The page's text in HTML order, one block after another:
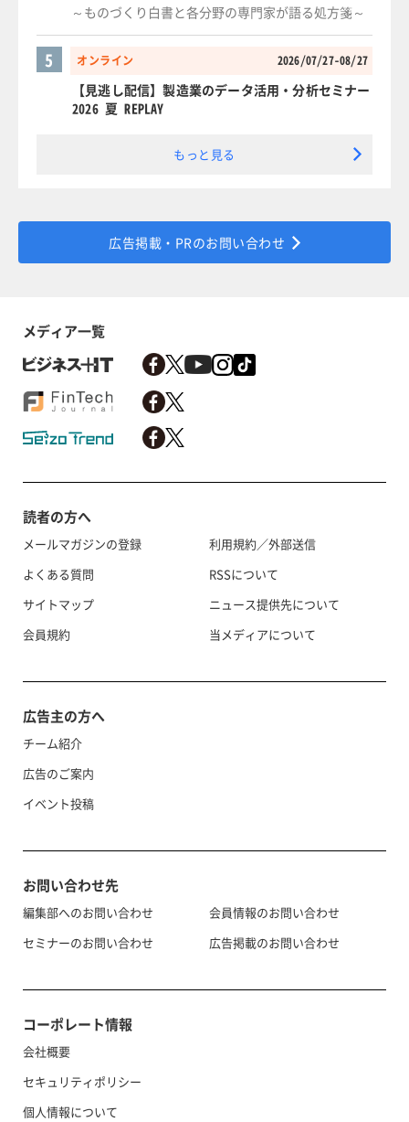
～ものづくり白書と各分野の専門家が語る処方箋～
オンライン 2026/07/27-08/27
5
【見逃し配信】製造業のデータ活用・分析セミナー
2026 夏 REPLAY
もっと見る
広告掲載・PRのお問い合わせ
メディア一覧
読者の方へ
メールマガジンの登録
よくある質問
サイトマップ
会員規約
利用規約／外部送信
RSSについて
ニュース提供先について
当メディアについて
広告主の方へ
チーム紹介
広告のご案内
イベント投稿
お問い合わせ先
編集部へのお問い合わせ
セミナーのお問い合わせ
会員情報のお問い合わせ
広告掲載のお問い合わせ
コーポレート情報
会社概要
セキュリティポリシー
個人情報について